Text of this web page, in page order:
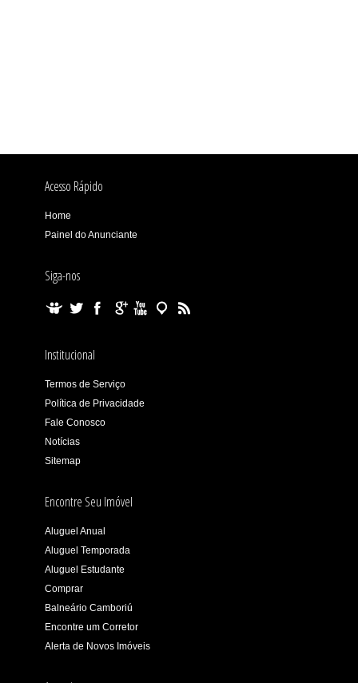
Acesso Rápido
Home
Painel do Anunciante
Siga-nos
Institucional
Termos de Serviço
Política de Privacidade
Fale Conosco
Notícias
Sitemap
Encontre Seu Imóvel
Aluguel Anual
Aluguel Temporada
Aluguel Estudante
Comprar
Balneário Camboriú
Encontre um Corretor
Alerta de Novos Imóveis